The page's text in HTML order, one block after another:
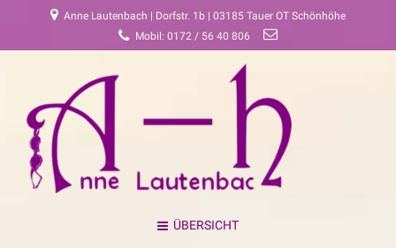
Anne Lautenbach | Dorfstr. 1b | 03185 Tauer OT Schönhöhe
Mobil: 0172 / 56 40 806
ÜBERSICHT